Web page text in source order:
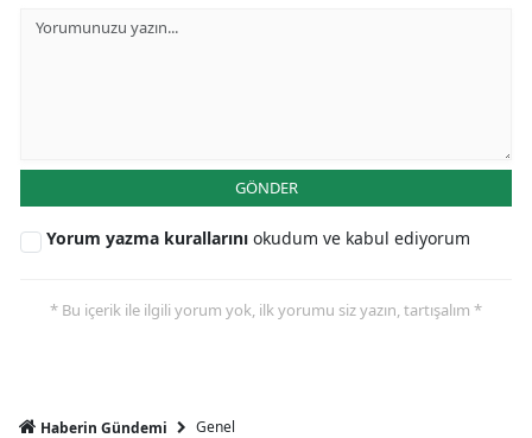
GÖNDER
Yorum yazma kurallarını okudum ve kabul ediyorum
* Bu içerik ile ilgili yorum yok, ilk yorumu siz yazın, tartışalım *
Haberin Gündemi Genel